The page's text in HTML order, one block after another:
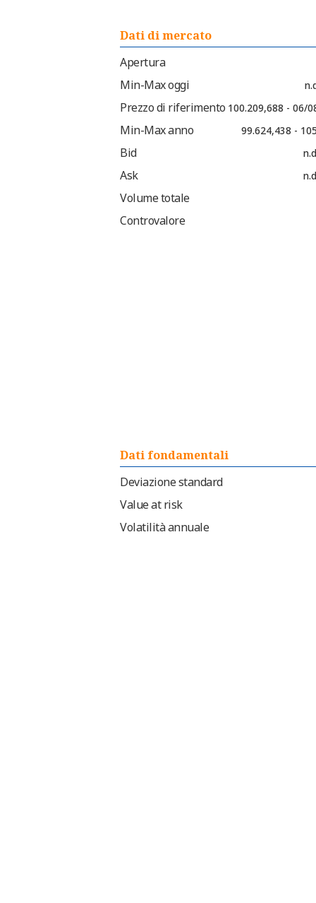
Dati di mercato
Apertura
Min-Max oggi
Prezzo di riferimento 100.209,688 - 06/
Min-Max anno 99.624,438 -
Bid
Ask
Volume totale
Controvalore
Dati fondamentali
Deviazione standard
Value at risk
Volatilità annuale